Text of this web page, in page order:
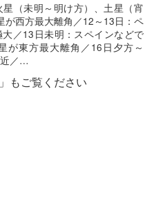
（未明～明け方）、土星（宵
が西方最大離角／12～13日：ペ
／13日未明：スペインなどで
が東方最大離角／16日夕方～
／…
」もご覧ください